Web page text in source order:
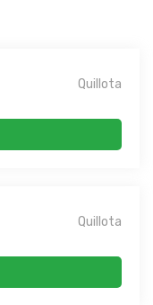
Quillota
Quillota